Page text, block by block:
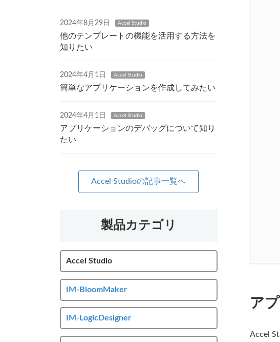
ア
Accel
2024年8月29日 Accel Studio
他のテンプレートの機能を活用する方法を
知りたい
2024年4月1日 Accel Studio
簡単なアプリケーションを作成してみたい
2024年4月1日 Accel Studio
アプリケーションのデバッグについて知り
たい
Accel Studioの記事一覧へ
製品カテゴリ
Accel Studio
IM-BloomMaker
IM-LogicDesigner